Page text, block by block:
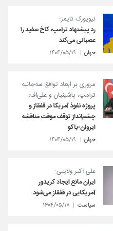
نیویورک تایمز؛
رد پیشنهاد ترامپ، کاخ سفید را
عصبانی می‌کند
جهان ۱۴۰۴/۰۵/۱۹
مروری بر ابعاد توافق‌ سه‌جانبه
ترامپ، پاشینیان و علی‌اف؛
پروژه نفوذ آمریکا در قفقاز و
چشم‌انداز توقف موقت مناقشه
ایروان-باکو
جهان ۱۴۰۴/۰۵/۱۹
علی اکبر ولایتی:
ایران مانع ایجاد کریدور
آمریکایی در قفقاز می‌شود
سیاست ۱۴۰۴/۰۵/۱۸